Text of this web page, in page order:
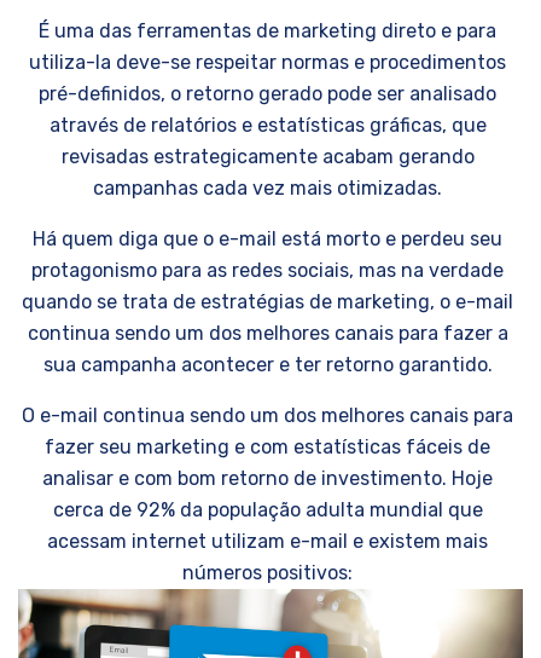
É uma das ferramentas de marketing direto e para
utiliza-la deve-se respeitar normas e procedimentos
pré-definidos, o retorno gerado pode ser analisado
através de relatórios e estatísticas gráficas, que
revisadas estrategicamente acabam gerando
campanhas cada vez mais otimizadas.
Há quem diga que o e-mail está morto e perdeu seu
protagonismo para as redes sociais, mas na verdade
quando se trata de estratégias de marketing, o e-mail
continua sendo um dos melhores canais para fazer a
sua campanha acontecer e ter retorno garantido.
O e-mail continua sendo um dos melhores canais para
fazer seu marketing e com estatísticas fáceis de
analisar e com bom retorno de investimento. Hoje
cerca de 92% da população adulta mundial que
acessam internet utilizam e-mail e existem mais
números positivos: